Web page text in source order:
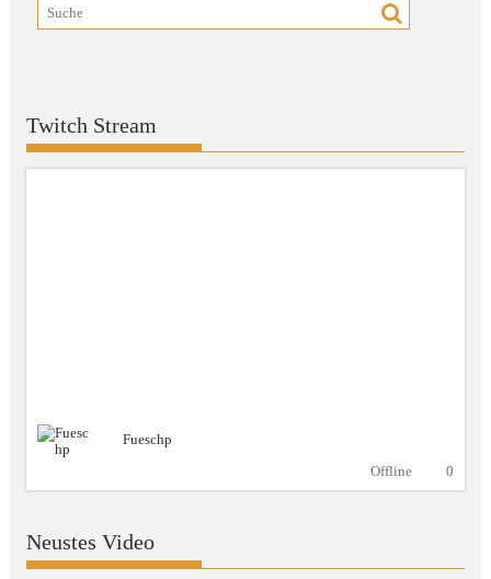
Twitch Stream
Fueschp
Offline
0
Neustes Video